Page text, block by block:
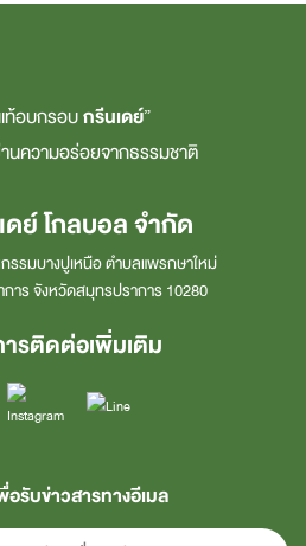
ท้อบกรอบกรีนเดย์”
ความอร่อยจากธรรมชาติ
ย์ โกลบอล จำกัด
รมบางปูเหนือ ตำบลแพรกษาใหม่
าร จังหวัดสมุทรปราการ 10280
รติดต่อเพิ่มเติม
อรับข่าวสารทางอีเมล